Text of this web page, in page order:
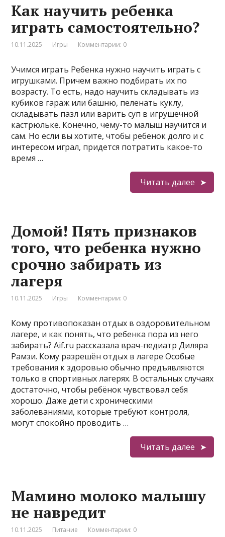
Как научить ребенка
играть самостоятельно?
10.11.2025 Игры Комментарии: 0
Учимся играть Ребенка нужно научить играть с
игрушками. Причем важно подбирать их по
возрасту. То есть, надо научить складывать из
кубиков гараж или башню, пеленать куклу,
складывать пазл или варить суп в игрушечной
кастрюльке. Конечно, чему-то малыш научится и
сам. Но если вы хотите, чтобы ребенок долго и с
интересом играл, придется потратить какое-то
время …
Читать далее
Домой! Пять признаков
того, что ребенка нужно
срочно забирать из
лагеря
10.11.2025 Игры Комментарии: 0
Кому противопоказан отдых в оздоровительном
лагере, и как понять, что ребенка пора из него
забирать? Aif.ru рассказала врач-педиатр Диляра
Рамзи. Кому разрешён отдых в лагере Особые
требования к здоровью обычно предъявляются
только в спортивных лагерях. В остальных случаях
достаточно, чтобы ребёнок чувствовал себя
хорошо. Даже дети с хроническими
заболеваниями, которые требуют контроля,
могут спокойно проводить …
Читать далее
Мамино молоко малышу
не навредит
10.11.2025 Питание Комментарии: 0